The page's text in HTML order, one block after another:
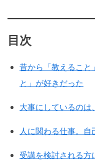
目次
昔から「教えること
と」が好きだった
大事にしているのは
人に関わる仕事。自
受講を検討される方